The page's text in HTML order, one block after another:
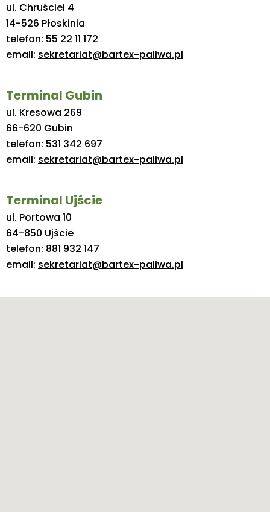
ul. Chruściel 4
14-526 Płoskinia
telefon: 55 22 11 172
email: sekretariat@bartex-paliwa.pl
Terminal Gubin
ul. Kresowa 269
66-620 Gubin
telefon: 531 342 697
email: sekretariat@bartex-paliwa.pl
Terminal Ujście
ul. Portowa 10
64-850 Ujście
telefon: 881 932 147
email: sekretariat@bartex-paliwa.pl